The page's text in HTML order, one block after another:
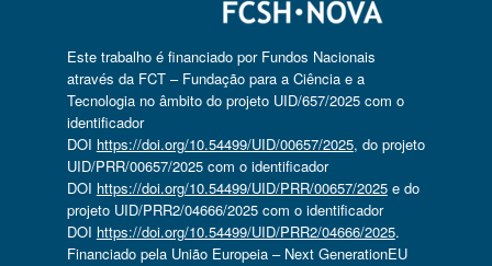
Este trabalho é financiado por Fundos Nacionais
através da FCT – Fundação para a Ciência e a
Tecnologia no âmbito do projeto UID/657/2025 com o
identificador
DOI https://doi.org/10.54499/UID/00657/2025, do projeto
UID/PRR/00657/2025 com o identificador
DOI https://doi.org/10.54499/UID/PRR/00657/2025e do
projeto UID/PRR2/04666/2025 com o identificador
DOI https://doi.org/10.54499/UID/PRR2/04666/2025.
Financiado pela União Europeia – Next GenerationEU